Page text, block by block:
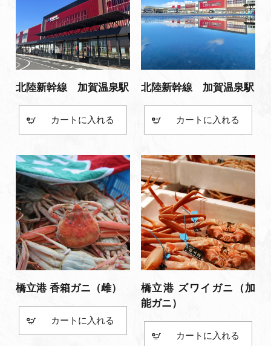
北陸新幹線 加賀温泉駅
カート
北陸新幹線 加賀温泉駅
カート
橋立港 香箱ガニ（雌）
カート
橋立港 ズワイガニ（加
能ガニ）
カート